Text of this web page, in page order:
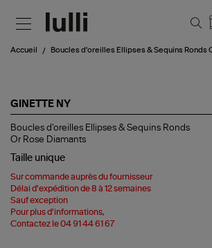
Accueil Boucles d'oreilles Ellipses & Sequins Ronds
GINETTE NY
Boucles
d'oreilles
&
Ronds
Or
Rose
Diamants
Boucles d'oreilles Ellipses & Sequins Ronds
Or Rose Diamants
Taille unique
Sur commande auprès du fournisseur
Délai d'expédition de 8 à 12 semaines
Sauf exception
Pour plus d'informations,
Contactez le 04 91 44 61 67